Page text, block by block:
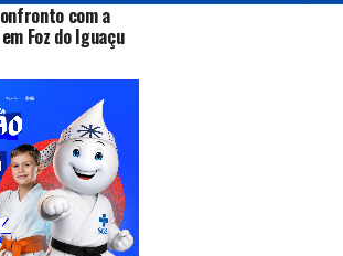
com a
Foz do Iguaçu